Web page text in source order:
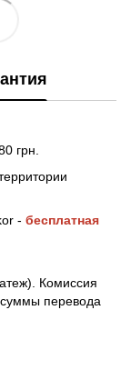
грн.
- бесплатная
Комиссия
перевода